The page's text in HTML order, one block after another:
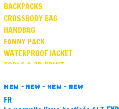
BACKPACKS
CROSSBODY BAG
HANDBAG
FANNY PACK
WATERPROOF JACKET
TOOLS & 3D PRINT
VASE
GIFT CARD
NEW - NEW - NEW - NEW
FR